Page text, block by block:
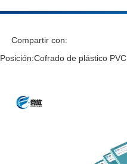
Compartir con:
Posición:Cofrado de plástico PVC